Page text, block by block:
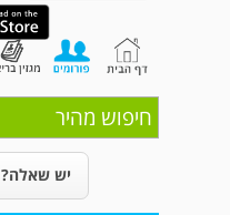
חיפוש מהיר
יש שאלה?